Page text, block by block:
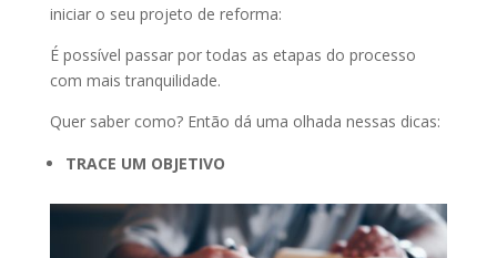
iniciar o seu projeto de reforma:
É possível passar por todas as etapas do processo
com mais tranquilidade.
Quer saber como? Então dá uma olhada nessas dicas:
TRACE UM OBJETIVO